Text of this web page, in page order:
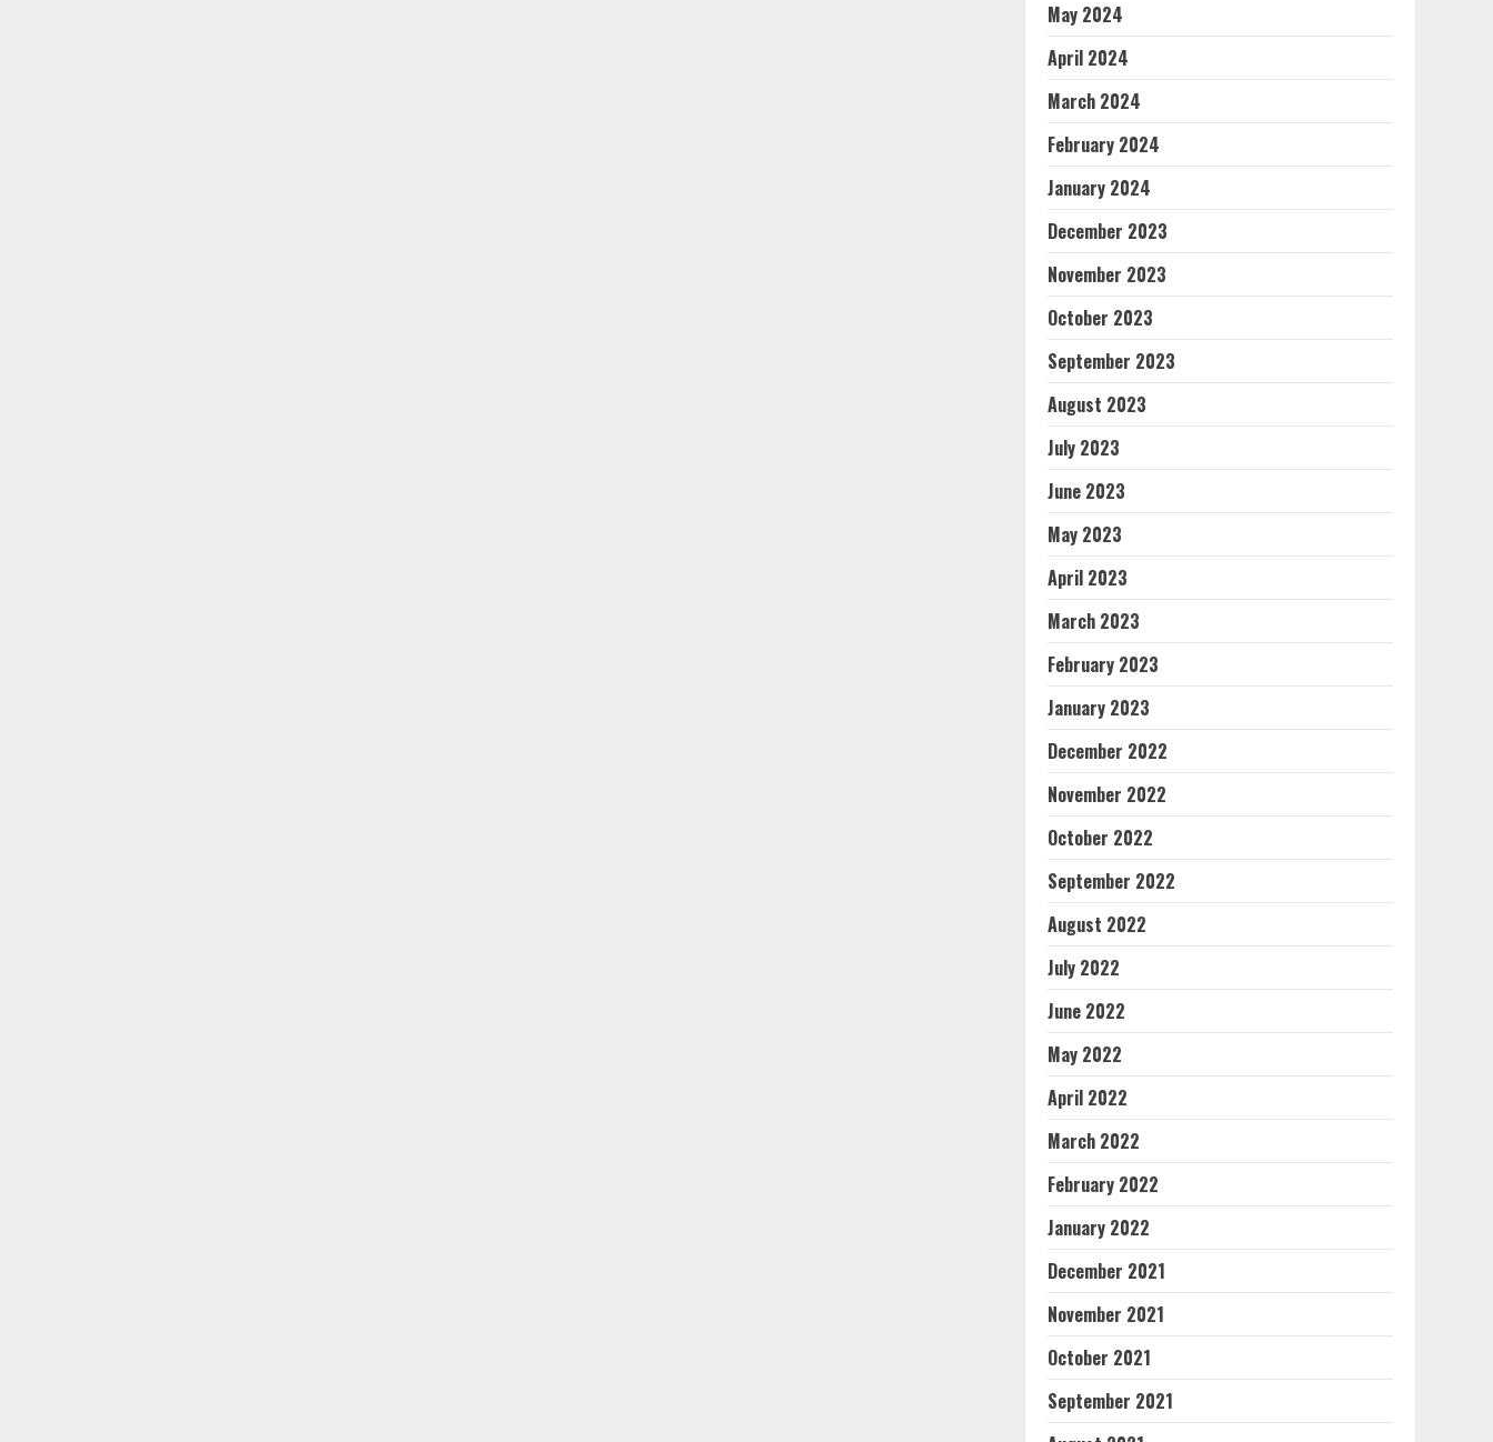
May 2024
April 2024
March 2024
February 2024
January 2024
December 2023
November 2023
October 2023
September 2023
August 2023
July 2023
June 2023
May 2023
April 2023
March 2023
February 2023
January 2023
December 2022
November 2022
October 2022
September 2022
August 2022
July 2022
June 2022
May 2022
April 2022
March 2022
February 2022
January 2022
December 2021
November 2021
October 2021
September 2021